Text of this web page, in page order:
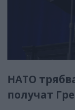
НАТО
получат